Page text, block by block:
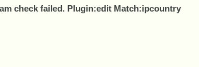
check failed. Plugin:edit Match:ipcountry